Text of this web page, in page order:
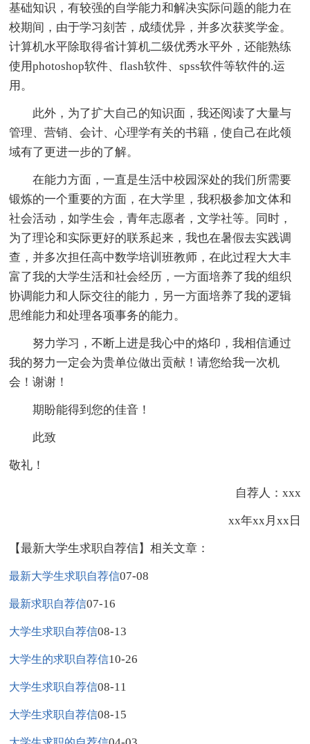
基础知识，有较强的自学能力和解决实际问题的能力在
校期间，由于学习刻苦，成绩优异，并多次获奖学金。
计算机水平除取得省计算机二级优秀水平外，还能熟练
使用photoshop软件、flash软件、spss软件等软件的.运
用。
此外，为了扩大自己的知识面，我还阅读了大量与
管理、营销、会计、心理学有关的书籍，使自己在此领
域有了更进一步的了解。
在能力方面，一直是生活中校园深处的我们所需要
锻炼的一个重要的方面，在大学里，我积极参加文体和
社会活动，如学生会，青年志愿者，文学社等。同时，
为了理论和实际更好的联系起来，我也在暑假去实践调
查，并多次担任高中数学培训班教师，在此过程大大丰
富了我的大学生活和社会经历，一方面培养了我的组织
协调能力和人际交往的能力，另一方面培养了我的逻辑
思维能力和处理各项事务的能力。
努力学习，不断上进是我心中的烙印，我相信通过
我的努力一定会为贵单位做出贡献！请您给我一次机
会！谢谢！
期盼能得到您的佳音！
此致
敬礼！
自荐人：xxx
xx年xx月xx日
【最新大学生求职自荐信】相关文章：
最新大学生求职自荐信07-08
最新求职自荐信07-16
大学生求职自荐信08-13
大学生的求职自荐信10-26
大学生求职自荐信08-11
大学生求职自荐信08-15